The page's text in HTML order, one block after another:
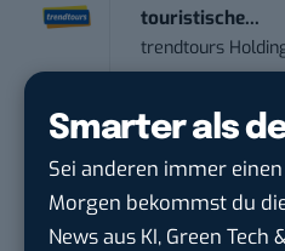
Smarter als
Sei anderen immer
Morgen bekommst du
News aus KI, Green
touristische...
trendtours
Mitarbeiter (m/
BBBank eG in
Karlsruhe